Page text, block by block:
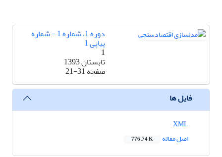
دوره 1، شماره 1 - شماره
پیاپی 1
1
تابستان 1393
صفحه21-31
فایل ها
اصل مقاله
776.74 K